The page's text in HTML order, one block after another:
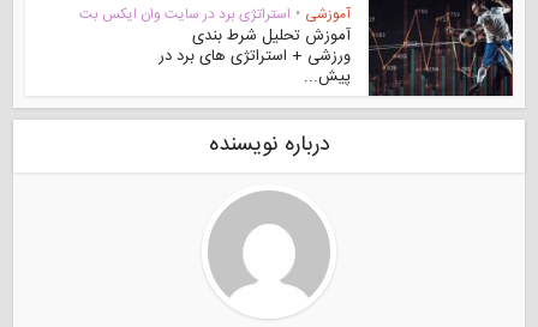
آموزشی • استراتژی برد در سایت وان ایکس بت
آموزش تحلیل شرط بندی
ورزشی + استراتژی های برد در
پیش...
درباره نویسنده